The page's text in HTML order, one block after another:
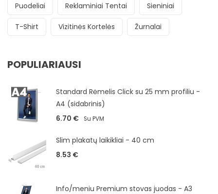
Puodeliai Reklaminiai Tentai Sieniniai
T-Shirt Vizitinės Kortelės Žurnalai
POPULIARIAUSI
Standard Rėmelis Click su 25 mm profiliu -
A4 (sidabrinis)
6.70 € Su PVM
Slim plakatų laikikliai - 40 cm
8.53 €
Info/meniu Premium stovas juodas - A3